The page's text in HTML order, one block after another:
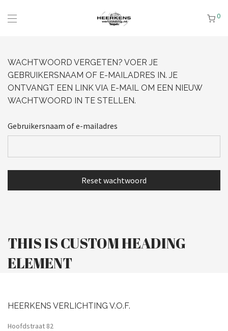
0
WACHTWOORD VERGETEN? VOER JE
GEBRUIKERSNAAM OF E-MAILADRES IN. JE
ONTVANGT EEN LINK VIA E-MAIL OM EEN NIEUW
WACHTWOORD IN TE STELLEN.
Gebruikersnaam of e-mailadres
Reset wachtwoord
THIS IS CUSTOM HEADING
ELEMENT
HEERKENS VERLICHTING V.O.F.
Hoofdstraat 82